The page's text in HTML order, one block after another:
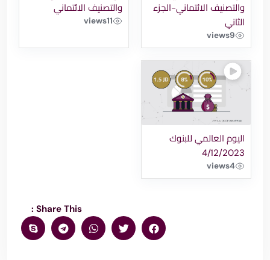
والتصنيف الائتماني-الجزء
الثاني
9
views
والتصنيف الائتماني
11
views
اليوم العالمي للبنوك
4/12/2023
4
views
Share This :